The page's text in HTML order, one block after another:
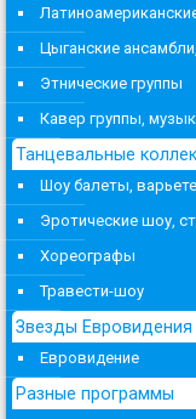
Цыганские
Этнические группы
Кавер группы,
Танцевальные
Шоу балеты, варьете
Эротические шоу,
Хореографы
Травести-шоу
Звезды Евровидения
Евровидение
Разные программы